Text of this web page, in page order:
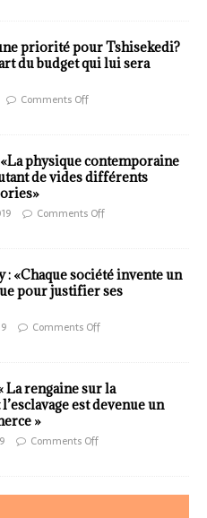
priorité pour Tshisekedi?
du budget qui lui sera
Comments Off
physique contemporaine
de vides différents
Comments Off
: «Chaque société invente un
pour justifier ses
Comments Off
La rengaine sur la
est devenue un
»
Comments Off